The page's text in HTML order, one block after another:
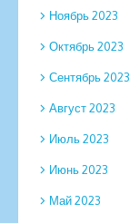
Ноябрь 2023
Октябрь 2023
Сентябрь 2023
Август 2023
Июль 2023
Июнь 2023
Май 2023